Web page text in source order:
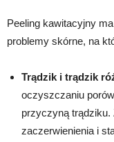
Peeling kawitacyjny
problemy skórne, na
Trądzik i trądzik
oczyszczaniu
przyczyną trądziku.
zaczerwienienia i